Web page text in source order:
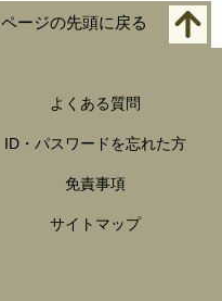
ページの先頭に戻る
よくある質問
ID・パスワードを忘れた方
免責事項
サイトマップ